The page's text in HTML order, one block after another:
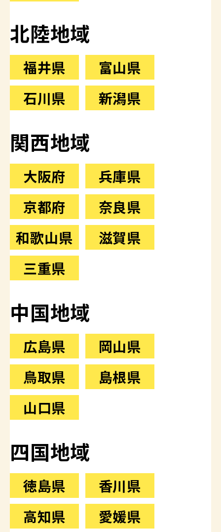
北陸地域
福井県
富山県
石川県
新潟県
関西地域
大阪府
兵庫県
京都府
奈良県
和歌山県
滋賀県
三重県
中国地域
広島県
岡山県
鳥取県
島根県
山口県
四国地域
徳島県
香川県
高知県
愛媛県